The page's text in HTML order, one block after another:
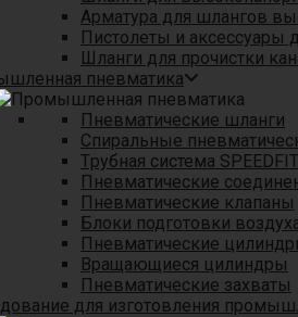
Арматура для шлангов
Пистолеты и аксессуары
Шланги для прочистки
пневматика
Пневматические шланги
Спиральные
Tрубная система SPEEDFIT
Пневматические
Пневматические клапаны
Блоки подготовки
Пневматические
Вращающиеся цилиндры
Пневматические захваты
для изготовления